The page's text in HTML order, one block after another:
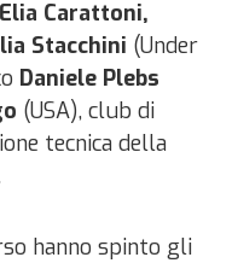
Carattoni,
Stacchini (Under
Daniele Plebs
(USA), club di
tecnica della
hanno spinto gli